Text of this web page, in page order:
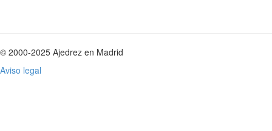
© 2000-2025 Ajedrez en Madrid
Aviso legal